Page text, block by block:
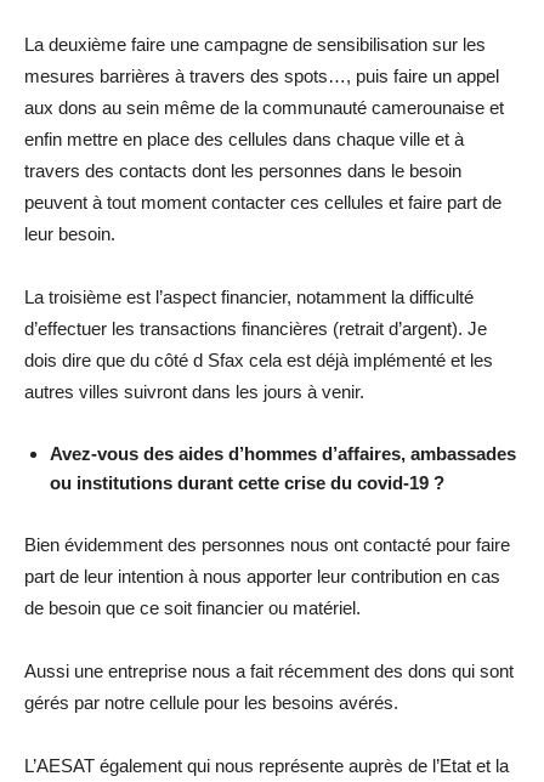
La deuxième faire une campagne de sensibilisation sur les
mesures barrières à travers des spots…, puis faire un appel
aux dons au sein même de la communauté camerounaise et
enfin mettre en place des cellules dans chaque ville et à
travers des contacts dont les personnes dans le besoin
peuvent à tout moment contacter ces cellules et faire part de
leur besoin.
La troisième est l’aspect financier, notamment la difficulté
d’effectuer les transactions financières (retrait d’argent). Je
dois dire que du côté d Sfax cela est déjà implémenté et les
autres villes suivront dans les jours à venir.
Avez-vous des aides d’hommes d’affaires, ambassades
ou institutions durant cette crise du covid-19 ?
Bien évidemment des personnes nous ont contacté pour faire
part de leur intention à nous apporter leur contribution en cas
de besoin que ce soit financier ou matériel.
Aussi une entreprise nous a fait récemment des dons qui sont
gérés par notre cellule pour les besoins avérés.
L’AESAT également qui nous représente auprès de l’Etat et la